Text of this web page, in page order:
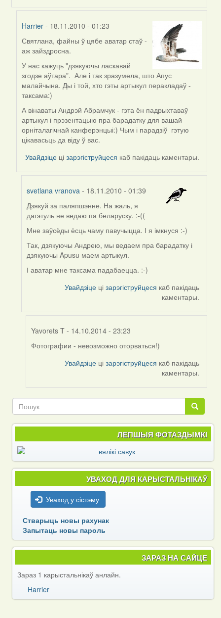
Harrier - 18.11.2010 - 01:23
In
reply
to
by
svetlana
vranova
Святлана, файны ў цябе аватар стаў -
аж зайздросна.
У нас кажуць "дзякуючы ласкавай
згодзе аўтара". Але і так зразумела, што Апус
малайчына. Ды і той, хто гэты артыкул перакладаў -
таксама:)
А вінаваты Андрэй Абрамчук - гэта ён падрыхтаваў
артыкул і прэзентацыю пра барадатку для вашай
орніталагічнай канферэнцыі:) Чым і парадзіў гэтую
цікавасьць да віду ў вас.
Увайдзіце цізарэгіструйцеся каб пакідаць каментары.
svetlana vranova - 18.11.2010 - 01:39
In
reply
to
Harrier
Дзякуй за паляпшэнне. На жаль, я
дагэтуль не ведаю па беларуску. :-((
Мне заўсёды ёсць чаму павучыцца. І я імкнуся :-)
Так, дзякуючы Андрею, мы ведаем пра барадатку і
дзякуючы Apusu маем артыкул.
І аватар мне таксама падабаецца. :-)
Увайдзіце цізарэгіструйцеся каб пакідаць
каментары.
Yavorets T - 14.10.2014 - 23:23
In
svetlana
vranova
Фотографии - невозможно оторваться!)
Увайдзіце цізарэгіструйцеся каб пакідаць
каментары.
Пошук
Пошук
ЛЕПШЫЯ ФОТАЗДЫМКІ
УВАХОД ДЛЯ КАРЫСТАЛЬНІКАЎ
Уваход у сістэму
Стварыць новы рахунак
Запытаць новы пароль
ЗАРАЗ НА САЙЦЕ
Зараз 1 карыстальнікаў анлайн.
Harrier